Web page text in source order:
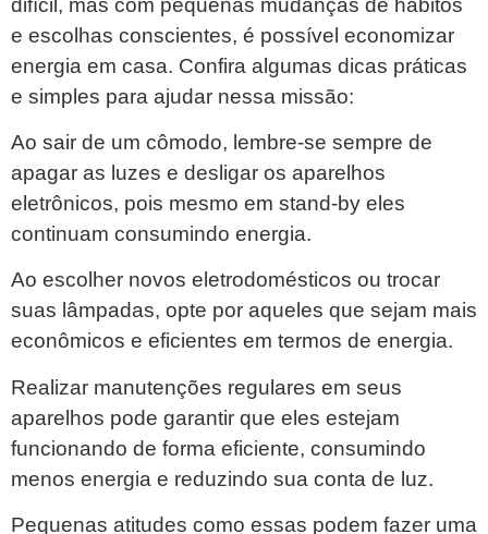
e escolhas conscientes, é possível economizar
energia em casa. Confira algumas dicas práticas
e simples para ajudar nessa missão:
Ao sair de um cômodo, lembre-se sempre de
apagar as luzes e desligar os aparelhos
eletrônicos, pois mesmo em stand-by eles
continuam consumindo energia.
Ao escolher novos eletrodomésticos ou trocar
suas lâmpadas, opte por aqueles que sejam mais
econômicos e eficientes em termos de energia.
Realizar manutenções regulares em seus
aparelhos pode garantir que eles estejam
funcionando de forma eficiente, consumindo
menos energia e reduzindo sua conta de luz.
Pequenas atitudes como essas podem fazer uma